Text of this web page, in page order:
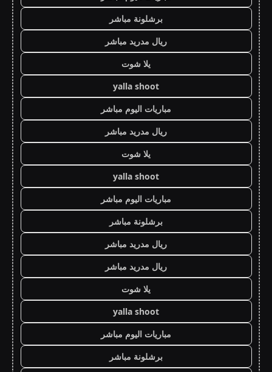
برشلونة مباشر
ريال مدريد مباشر
يلا شوت
yalla shoot
مباريات اليوم مباشر
ريال مدريد مباشر
يلا شوت
yalla shoot
مباريات اليوم مباشر
برشلونة مباشر
ريال مدريد مباشر
ريال مدريد مباشر
يلا شوت
yalla shoot
مباريات اليوم مباشر
برشلونة مباشر